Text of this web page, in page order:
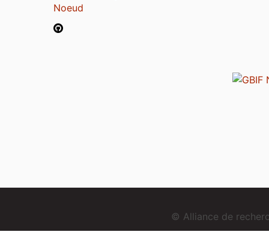
Noeud
© Alliance de